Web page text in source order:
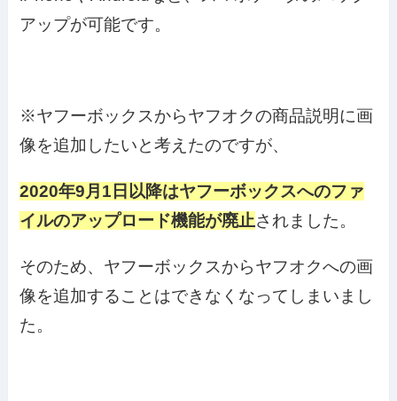
アップが可能です。
※ヤフーボックスからヤフオクの商品説明に画
像を追加したいと考えたのですが、
2020年9月1日以降はヤフーボックスへのファ
イルのアップロード機能が廃止されました。
そのため、ヤフーボックスからヤフオクへの画
像を追加することはできなくなってしまいまし
た。